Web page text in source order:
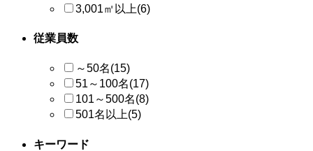
3,001㎡以上(6)
従業員数
～50名(15)
51～100名(17)
101～500名(8)
501名以上(5)
キーワード